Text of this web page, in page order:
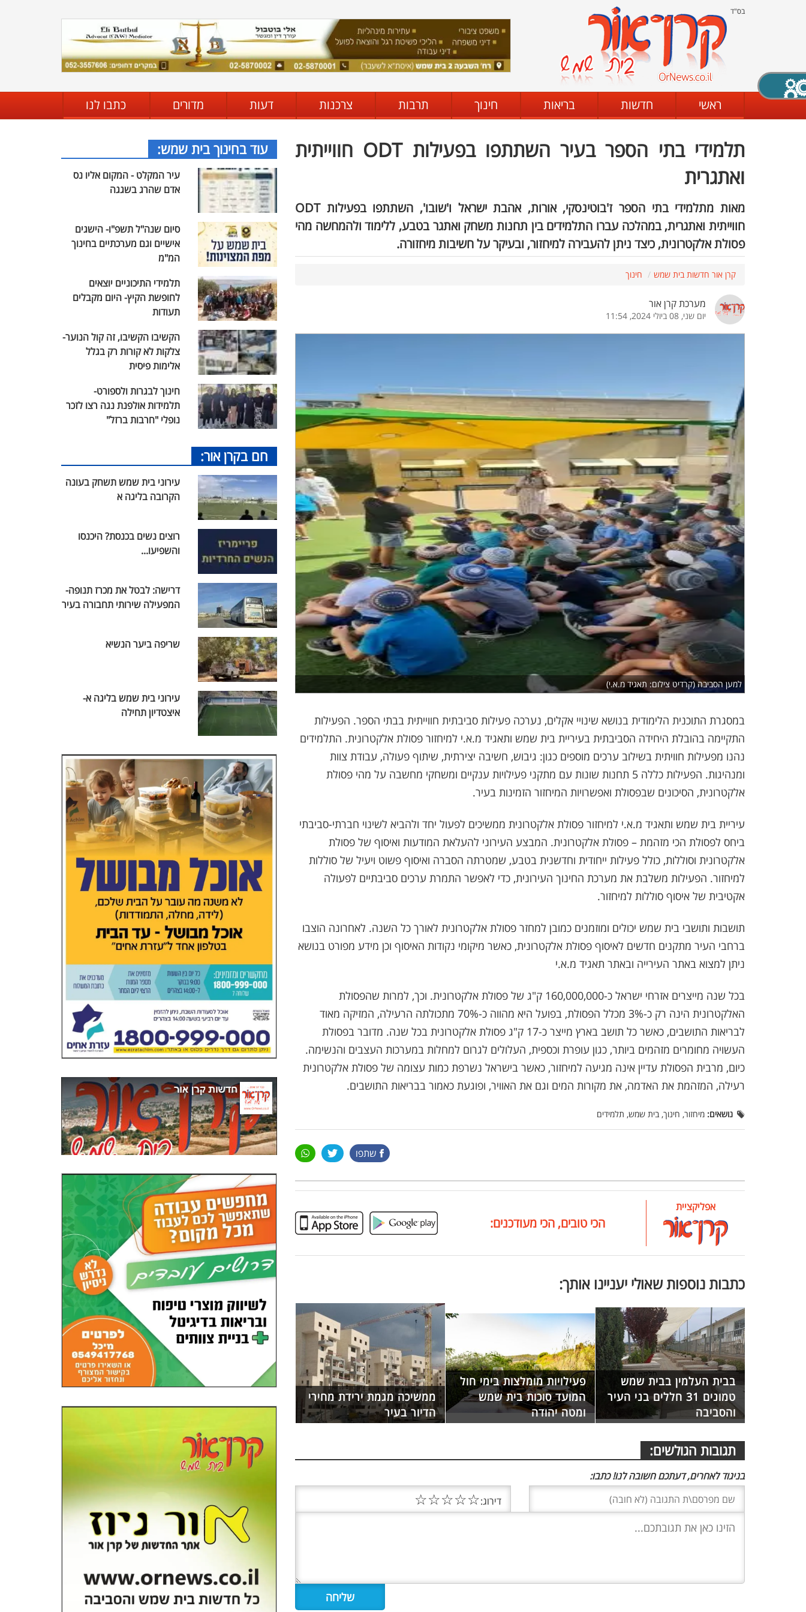
בס"ד
ראשי חדשות בריאות חינוך תרבות צרכנות דעות מדורים כתבו לנו
תלמידי בתי הספר בעיר השתתפו בפעילות ODT חווייתית
ואתגרית
מאות מתלמידי בתי הספר ז'בוטינסקי, אורות, אהבת ישראל ו'שובו', השתתפו בפעילותODT
חווייתית ואתגרית, במהלכה עברו התלמידים בין תחנות משחק ואתגר בטבע, ללימוד ולהמחשה מהי
פסולת אלקטרונית, כיצד ניתן להעבירה למיחזור, ובעיקר על חשיבות מיחזורה.
קרן אור חדשות בית שמש חינוך
מערכת קרן אור
יום שני, 08 ביולי 2024, 11:54
למען הסביבה (קרדיט צילום: תאגיד מ.א.י)
במסגרת התוכנית הלימודית בנושא שינויי אקלים, נערכה פעילות סביבתית חווייתית בבתי הספר. הפעילות
התקיימה בהובלת היחידה הסביבתית בעיריית בית שמש ותאגיד מ.א.י למיחזור פסולת אלקטרונית. התלמידים
נהנו מפעילות חוויתית בשילוב ערכים מוספים כגון: גיבוש, חשיבה יצירתית, שיתוף פעולה, עבודת צוות
ומנהיגות. הפעילות כללה 5 תחנות שונות עם מתקני פעילויות ענקיים ומשחקי מחשבה על מהי פסולת
אלקטרונית, הסיכונים שבפסולת ואפשרויות המיחזור הזמינות בעיר.
עיריית בית שמש ותאגיד מ.א.י למיחזור פסולת אלקטרונית ממשיכים לפעול יחד ולהביא לשינוי חברתי-סביבתי
ביחס לפסולת הכי מזהמת – פסולת אלקטרונית. המבצע העירוני להעלאת המודעות ואיסוף של פסולת
אלקטרונית וסוללות, כולל פעילות ייחודית וחדשנית בטבע, שמטרתה הסברה ואיסוף פשוט ויעיל של סוללות
למיחזור. הפעילות משלבת את מערכת החינוך העירונית, כדי לאפשר התמרת ערכים סביבתיים לפעולה
אקטיבית של איסוף סוללות למיחזור.
תושבות ותושבי בית שמש יכולים ומוזמנים כמובן למחזר פסולת אלקטרונית לאורך כל השנה. לאחרונה הוצבו
ברחבי העיר מתקנים חדשים לאיסוף פסולת אלקטרונית, כאשר מיקומי נקודות האיסוף וכן מידע מפורט בנושא
ניתן למצוא באתר העירייה ובאתר תאגיד מ.א.י
בכל שנה מייצרים אזרחי ישראל כ-160,000,000 ק"ג של פסולת אלקטרונית. וכך, למרות שהפסולת
האלקטרונית הינה רק כ-3% מכלל הפסולת, בפועל היא מהווה כ-70% מתכולתה הרעילה, המזיקה מאוד
לבריאות התושבים, כאשר כל תושב בארץ מייצר כ-17 ק"ג פסולת אלקטרונית בכל שנה. מדובר בפסולת
העשויה מחומרים מזהמים ביותר, כגון עופרת וכספית, העלולים לגרום למחלות במערכות העצבים והנשימה.
כיום, מרבית הפסולת עדיין אינה מגיעה למיחזור, כאשר בישראל נשרפת כמות עצומה של פסולת אלקטרונית
רעילה, המזהמת את האדמה, את מקורות המים וגם את האוויר, ופוגעת כאמור בבריאות התושבים.
נושאים: מיחזור, חינוך, בית שמש, תלמידים
שתפו
אפליקציית
הכי טובים, הכי מעודכנים:
כתבות נוספות שאולי יעניינו אותך:
בבית העלמין בבית שמש
טמונים 31 חללים בני העיר
והסביבה
פעילויות מומלצות בימי חול
המועד סוכות בית שמש
ומטה יהודה
ממשיכה מגמת ירידת מחירי
הדיור בעיר
תגובות הגולשים:
בניגוד לאחרים, דעתכם חשובה לנו! כתבו:
דירוג:☆
☆
☆
☆
☆
עוד בחינוך בית שמש:
עיר המקלט - המקום אליו נס
אדם שהרג בשגגה
סיום שנה"ל תשפ"ו- הישגים
אישיים וגם מערכתיים בחינוך
המ"מ
תלמידי התיכוניים יוצאים
לחופשת הקיץ- היום מקבלים
תעודות
הקשיבו הקשיבו, זה קול הנוער-
צלקות לא קורות רק בגלל
אלימות פיסית
חינוך לבגרות ולספורט-
תלמידות אולפנת נגה רצו לזכר
נופלי "חרבות ברזל"
חם בקרן אור:
עירוני בית שמש תשחק בעונה
הקרובה בליגה א
רוצים נשים בכנסת? היכנסו
והשפיעו...
דרישה: לבטל את מכרז תנופה-
המפעילה שירותי תחבורה בעיר
שריפה ביער הנשיא
עירוני בית שמש בליגה א-
איצטדיון תחילה
X סגירה
מצב שחור - לבן קביעת ניגודיות